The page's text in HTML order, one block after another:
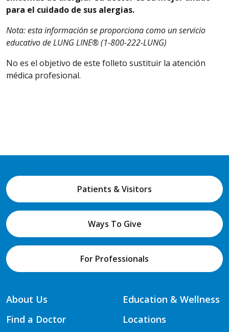
para el cuidado de sus alergias.
Nota: esta información se proporciona como un servicio
educativo de LUNG LINE® (1-800-222-LUNG)
No es el objetivo de este folleto sustituir la atención
médica profesional.
Patients & Visitors
Ways To Give
For Professionals
About Us
Find a Doctor
Education & Wellness
Locations